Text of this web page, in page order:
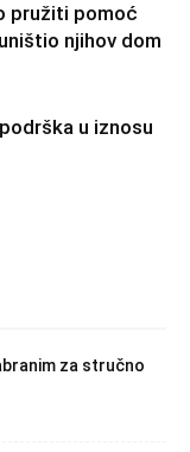
pružiti pomoć
njihov dom
u iznosu
za stručno